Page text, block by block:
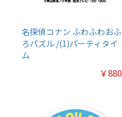
名探偵コナン ふわふわおふ
ろパズル /(1)パーティタイ
ム
￥880